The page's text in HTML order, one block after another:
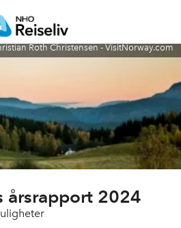
Roth Christensen - VisitNorway.com
årsrapport 2024
i 2024